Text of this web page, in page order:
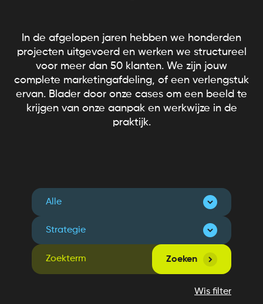
In de afgelopen jaren hebben we honderden
projecten uitgevoerd en werken we structureel
voor meer dan 50 klanten. We zijn jouw
complete marketingafdeling, of een verlengstuk
ervan. Blader door onze cases om een beeld te
krijgen van onze aanpak en werkwijze in de
praktijk.
Zoeken
Wis filter